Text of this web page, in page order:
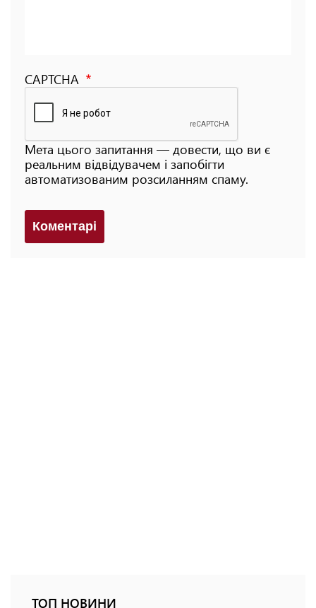
CAPTCHA
Мета цього запитання — довести, що ви є
реальним відвідувачем і запобігти
автоматизованим розсиланням спаму.
Коментарi
ТОП НОВИНИ